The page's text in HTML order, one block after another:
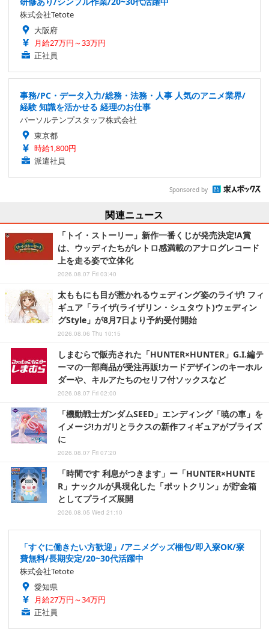
株式会社Tetote
大阪府
月給27万円～33万円
正社員
事務/PC・データ入力/総務・法務・人事 人気のアニメ業界/
経験 知識を活かせる 経理のお仕事
パーソルテンプスタッフ株式会社
東京都
時給1,800円
派遣社員
Sponsored by
関連ニュース
「トイ・ストーリー」新作一番くじが発売決定!A賞
は、ウッディたちがレトロ感満載のアナログレコード
上を走る姿で立体化
2026.08.07 Fri 03:40
太ももにも目が惹かれるウェディング姿のライザ! フィ
ギュア「ライザ(ライザリン・シュタウト)ウェディン
グStyle」が8月7日より予約受付開始
2026.08.06 Thu 10:15
しまむらで販売された「HUNTER×HUNTER」G.I.編テ
ーマの一部商品が受注再販!カードデザインのキーホル
ダーや、キルアたちのセリフ付ソックスなど
2026.08.07 Fri 02:00
「機動戦士ガンダムSEED」エンディング「暁の車」を
イメージ!カガリとラクスの新作フィギュアがプライズ
に
2026.08.07 Fri 07:20
「時間です 利息がつきます」ー「HUNTER×HUNTE
R」ナックルが具現化した「ポットクリン」が貯金箱
としてプライズ展開
2026.08.05 Wed 21:10
「すぐに働きたい方歓迎」/アニメグッズ梱包/即入寮OK/寮
費無料/長期安定/20~30代活躍中
株式会社Tetote
愛知県
月給27万円～34万円
正社員